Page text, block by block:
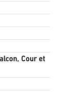
Cour et